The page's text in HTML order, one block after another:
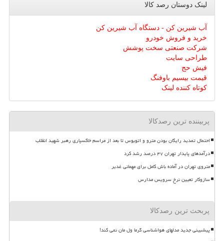
لینک دوستان رصد كالا
آب شیرین کن - دستگاه آب شیرین کن
خرید و فروش خودرو
شرکت صنعتی سخت پوشش
طراحی سایت
فیش حج
قیمت بیسیم باوفنگ
کوتاه کننده لینک
پربیننده ترین رصدکالا
احتمال تمدید رایگان بودن مترو و اتوبوس تا بعد از مراسم خاکسپاری رهبر شهید انقلاب
درآمدهای پایدار تهران ۴۷ درصد رشد کرد
متروی تهران در آماده باش کامل برای مهمانی غدیر
سازوکار تعیین نرخ سرویس مدارس
پربحث ترین رصدکالا
پیشبینی جدید مدلهای هواشناسی گرما ول مان نمی کند!